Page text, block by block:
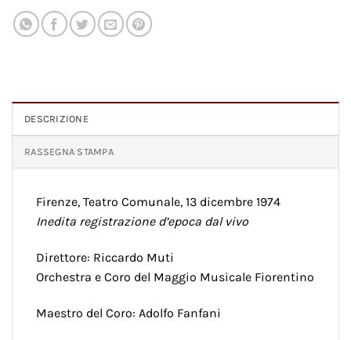
DESCRIZIONE
RASSEGNA STAMPA
Firenze, Teatro Comunale, 13 dicembre 1974
Inedita registrazione d’epoca dal vivo
Direttore: Riccardo Muti
Orchestra e Coro del Maggio Musicale Fiorentino
Maestro del Coro: Adolfo Fanfani